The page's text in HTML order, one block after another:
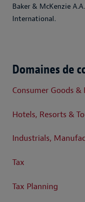
Baker & McKenzie
International.
Domaines de
Consumer Goods &
Hotels, Resorts &
Industrials,
Tax
Tax Planning